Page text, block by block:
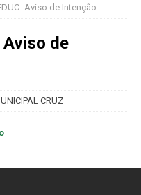
Aviso de Intenção
de
CRUZ